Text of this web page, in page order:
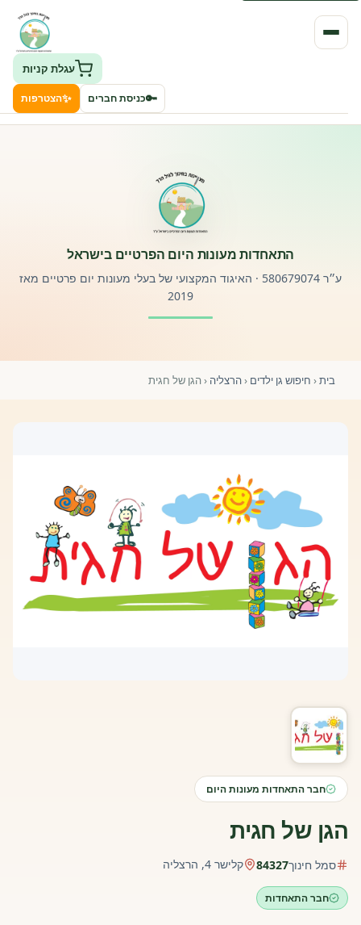
רישוי וחקיקה
פורטל לוח מודעות דרושים עובדים
מרכז ידע ומאמרים
רישום חבר חדש
חנות עזרים ומוצרים
עגלת קניות
🔑כניסת חברים ✨הצטרפות
התאחדות מעונות היום הפרטיים בישראל
ע״ר 580679074 · האיגוד המקצועי של בעלי מעונות יום פרטיים מאז
2019
בית‹ חיפוש גן ילדים ‹הרצליה ‹הגן של חגית
חבר התאחדות מעונות היום
הגן של חגית
סמל חינוך84327 קלישר 4, הרצליה
חבר התאחדות